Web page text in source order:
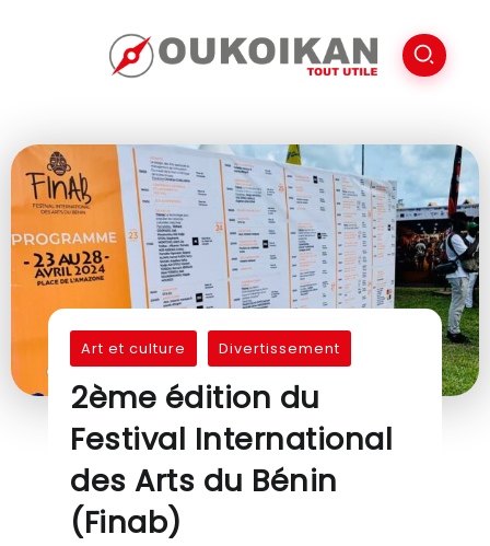
Art et culture Divertissement
2ème édition du
Festival International
des Arts du Bénin
(Finab)